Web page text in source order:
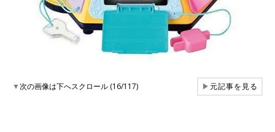
▼次の画像は下へスクロール (16/117) ▶元記事を見る